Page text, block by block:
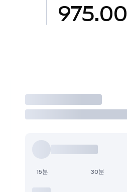
975.00
거래
15분 30분